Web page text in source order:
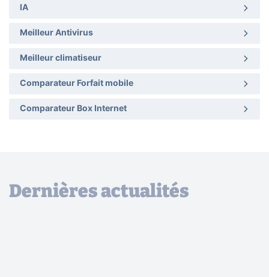
IA
Meilleur Antivirus
Meilleur climatiseur
Comparateur Forfait mobile
Comparateur Box Internet
Dernières actualités